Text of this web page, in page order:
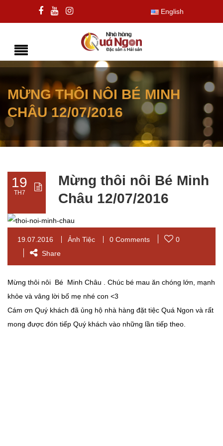
English
MỪNG THÔI NÔI BÉ MINH
CHÂU 12/07/2016
19
TH7
Mừng thôi nôi Bé Minh
Châu 12/07/2016
19.07.2016 Ảnh Tiệc 0 Comments
0
Share
Mừng thôi nôi Bé Minh Châu . Chúc bé mau ăn chóng lớn, mạnh
khỏe và vâng lời bố mẹ nhé con <3
Cám ơn Quý khách đã ủng hộ nhà hàng đặt tiệc Quá Ngon và rất
mong được đón tiếp Quý khách vào những lần tiếp theo.